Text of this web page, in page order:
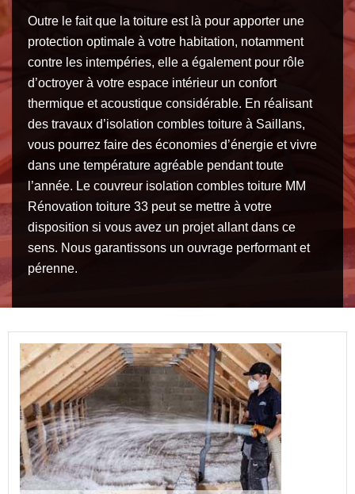
Outre le fait que la toiture est là pour apporter une
protection optimale à votre habitation, notamment
contre les intempéries, elle a également pour rôle
d’octroyer à votre espace intérieur un confort
thermique et acoustique considérable. En réalisant
des travaux d’isolation combles toiture à Saillans,
vous pourrez faire des économies d’énergie et vivre
dans une température agréable pendant toute
l’année. Le couvreur isolation combles toiture MM
Rénovation toiture 33 peut se mettre à votre
disposition si vous avez un projet allant dans ce
sens. Nous garantissons un ouvrage performant et
pérenne.